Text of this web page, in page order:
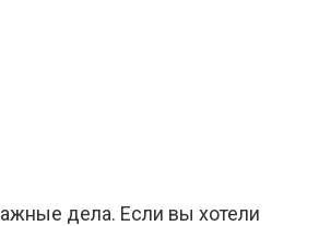
дела. Если вы хотели